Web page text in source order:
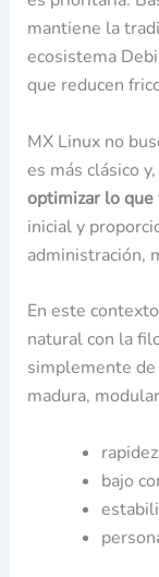
mantiene la
ecosistema
que reducen
MX Linux no
es más clásico
optimizar lo que
inicial y
administración,
En este
natural con la
simplemente
madura,
bajo